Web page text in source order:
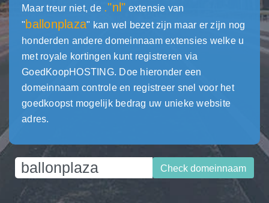
Maar treur niet, de ."nl" extensie van
" ballonplaza" kan wel bezet zijn maar er zijn nog
honderden andere domeinnaam extensies welke u
met royale kortingen kunt registreren via
GoedKoopHOSTING. Doe hieronder een
domeinnaam controle en registreer snel voor het
goedkoopst mogelijk bedrag uw unieke website
adres.
Check domeinnaam